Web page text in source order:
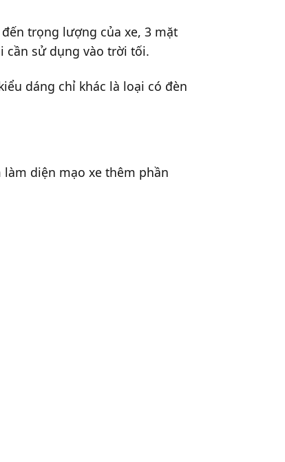
trọng lượng của xe, 3 mặt
cần sử dụng vào trời tối.
dáng chỉ khác là loại có đèn
diện mạo xe thêm phần